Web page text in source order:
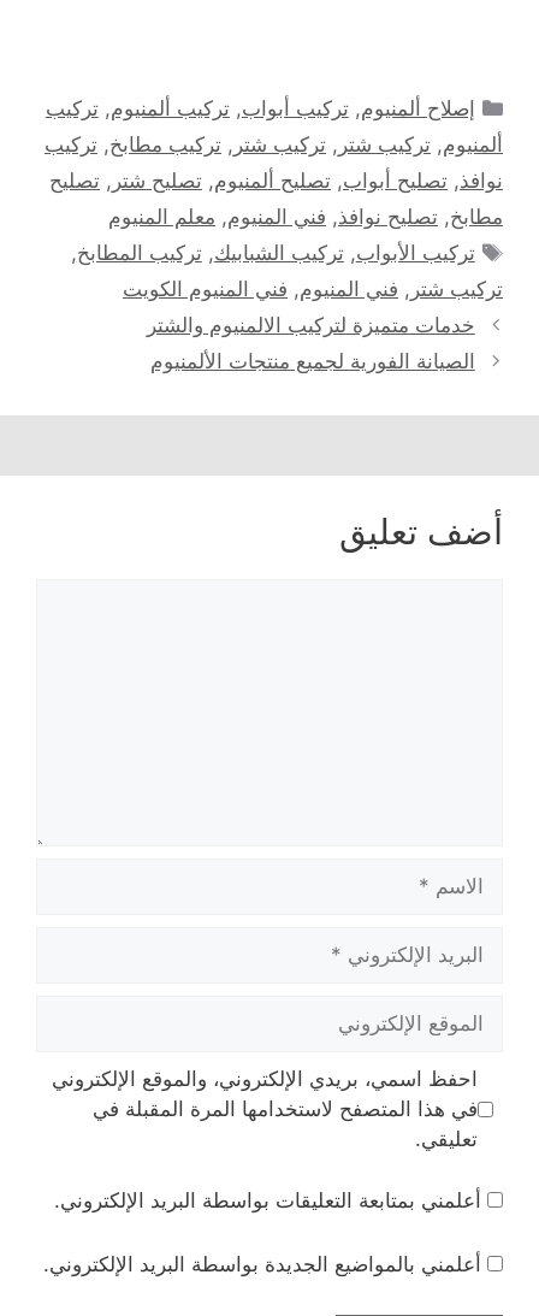
التصنيفات
إصلاح ألمنيوم,تركيب أبواب,تركيب ألمنيوم,تركيب
ألمنيوم, تركيب شتر , تركيب شتر , تركيب مطابخ, تركيب
نوافذ, تصليح أبواب, تصليح ألمنيوم, تصليح شتر , تصليح
مطابخ, تصليح نوافذ, فني المنيوم, معلم المنيوم
الوسوم
تركيب الأبواب,تركيب الشبابيك,تركيب المطابخ,
تركيب شتر , فني المنيوم, فني المنيوم الكويت
خدمات متميزة لتركيب الالمنيوم والشتر
الصيانة الفورية لجميع منتجات الألمنيوم
أضف تعليق
الاسم
البريد
الإلكتروني
الموقع
الإلكتروني
احفظ اسمي، بريدي الإلكتروني، والموقع الإلكتروني
في هذا المتصفح لاستخدامها المرة المقبلة في
تعليقي.
أعلمني بمتابعة التعليقات بواسطة البريد الإلكتروني.
أعلمني بالمواضيع الجديدة بواسطة البريد الإلكتروني.